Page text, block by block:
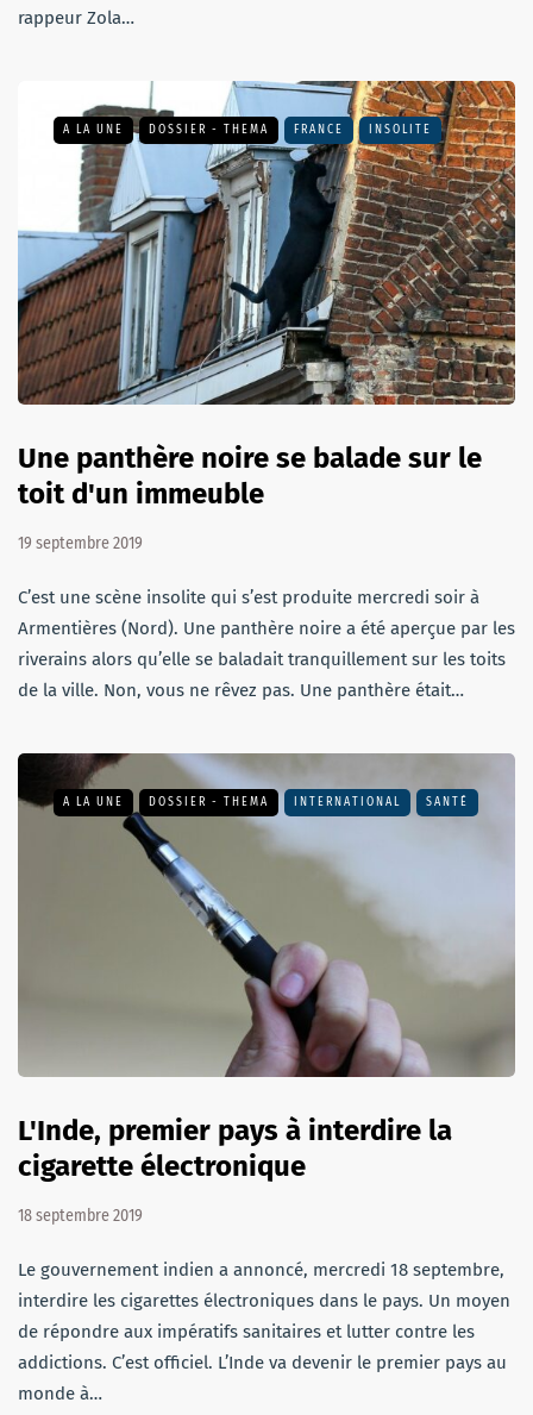
rappeur Zola…
A LA UNE DOSSIER - THEMA FRANCE INSOLITE
Une panthère noire se balade sur le
toit d'un immeuble
19 septembre 2019
C’est une scène insolite qui s’est produite mercredi soir à
Armentières (Nord). Une panthère noire a été aperçue par les
riverains alors qu’elle se baladait tranquillement sur les toits
de la ville. Non, vous ne rêvez pas. Une panthère était…
A LA UNE DOSSIER - THEMA INTERNATIONAL SANTÉ
L'Inde, premier pays à interdire la
cigarette électronique
18 septembre 2019
Le gouvernement indien a annoncé, mercredi 18 septembre,
interdire les cigarettes électroniques dans le pays. Un moyen
de répondre aux impératifs sanitaires et lutter contre les
addictions. C’est officiel. L’Inde va devenir le premier pays au
monde à…